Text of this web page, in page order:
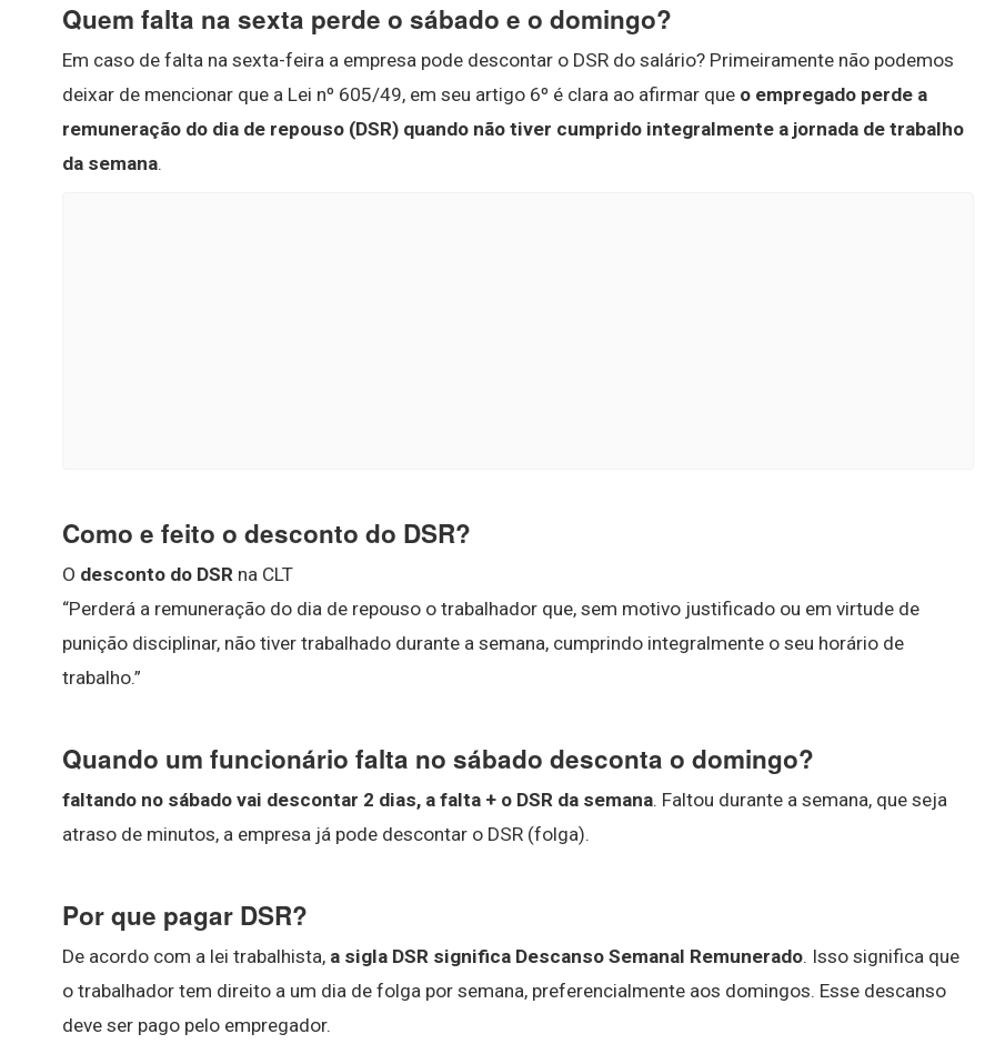
Quem falta na sexta perde o sábado e o domingo?
Em caso de falta na sexta-feira a empresa pode descontar o DSR do salário? Primeiramente não podemos
deixar de mencionar que a Lei nº 605/49, em seu artigo 6º é clara ao afirmar que o empregado perde a
remuneração do dia de repouso (DSR) quando não tiver cumprido integralmente a jornada de trabalho
da semana.
Como e feito o desconto do DSR?
O desconto do DSR na CLT
“Perderá a remuneração do dia de repouso o trabalhador que, sem motivo justificado ou em virtude de
punição disciplinar, não tiver trabalhado durante a semana, cumprindo integralmente o seu horário de
trabalho.”
Quando um funcionário falta no sábado desconta o domingo?
faltando no sábado vai descontar 2 dias, a falta + o DSR da semana. Faltou durante a semana, que seja
atraso de minutos, a empresa já pode descontar o DSR (folga).
Por que pagar DSR?
De acordo com a lei trabalhista, a sigla DSR significa Descanso Semanal Remunerado. Isso significa que
o trabalhador tem direito a um dia de folga por semana, preferencialmente aos domingos. Esse descanso
deve ser pago pelo empregador.